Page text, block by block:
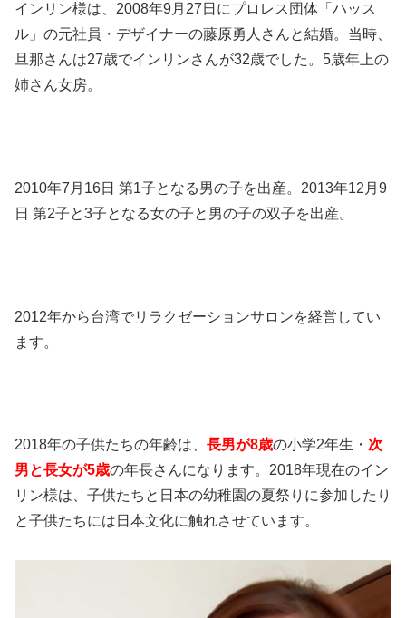
インリン様は、2008年9月27日にプロレス団体「ハッス
ル」の元社員・デザイナーの藤原勇人さんと結婚。当時、
旦那さんは27歳でインリンさんが32歳でした。5歳年上の
姉さん女房。
2010年7月16日 第1子となる男の子を出産。2013年12月9
日 第2子と3子となる女の子と男の子の双子を出産。
2012年から台湾でリラクゼーションサロンを経営してい
ます。
2018年の子供たちの年齢は、 長男が8歳の小学2年生・ 次
男と長女が5歳の年長さんになります。2018年現在のイン
リン様は、子供たちと日本の幼稚園の夏祭りに参加したり
と子供たちには日本文化に触れさせています。